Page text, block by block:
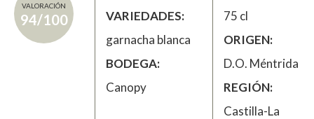
VALORACIÓN
94/100
VARIEDADES
garnacha blanca
BODEGA
Canopy
75 cl
ORIGEN
D.O. Méntrida
REGIÓN
Castilla-La